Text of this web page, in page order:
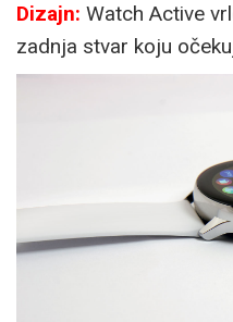
Dizajn: Watch Active
zadnja stvar koju